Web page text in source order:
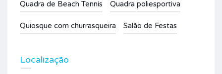
Quadra de Beach Tennis Quadra poliesportiva
Quiosque com churrasqueira Salão de Festas
Localização